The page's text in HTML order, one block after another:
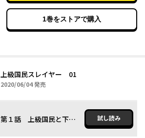
1巻をストアで購入
上級国民スレイヤー 01
2020/06/042020年06月04日
発売
第１話 上級国民と下級国民 試し読み